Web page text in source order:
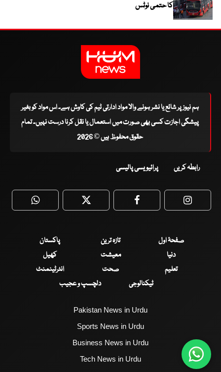
کا حتمی نوٹس
ہم نیوز پر شائع یا نشر ہونے والا مواد ادارتی ٹیم کی کاوش ہے۔ اس مواد کو بغیر
پیشگی اجازت کسی بھی صورت میں استعمال یا نقل کرنا درست نہیں۔ تمام
حقوق محفوظ ہیں © 2026
رابطہ کریں پرائیویسی پالیسی
WhatsApp Twitter Facebook
صفحۂ اول تازہ ترین
پاکستان
دنیا
معیشت
کھیل
تعلیم
صحت
انٹرٹینمنٹ
ٹیکنالوجی
دلچسپ و عجیب
Pakistan News in Urdu
Sports News in Urdu
Business News in Urdu
Tech News in Urdu